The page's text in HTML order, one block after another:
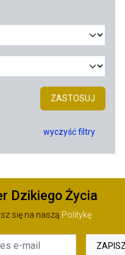
ZASTOSUJ
wyczyść filtry
Dzikiego Życia
się na naszą Politykę